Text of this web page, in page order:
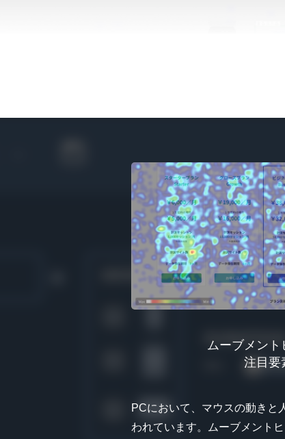
ムーブメン
注目要
PCにおいて、マウスの動きと
われています。ムーブメント